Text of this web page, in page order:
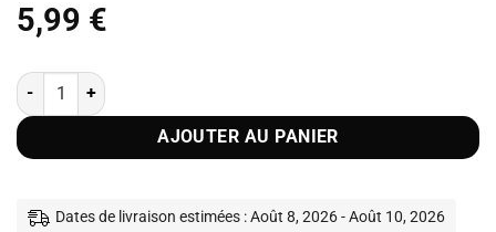
5,99 €
quantité de Vin en poudre rouge sans alcool 30g
AJOUTER AU PANIER
Dates de livraison estimées : Août 8, 2026 - Août 10, 2026